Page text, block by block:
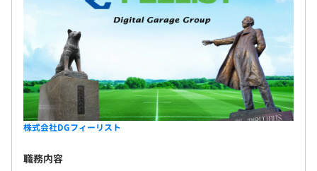
株式会社DGフィーリスト
職務内容